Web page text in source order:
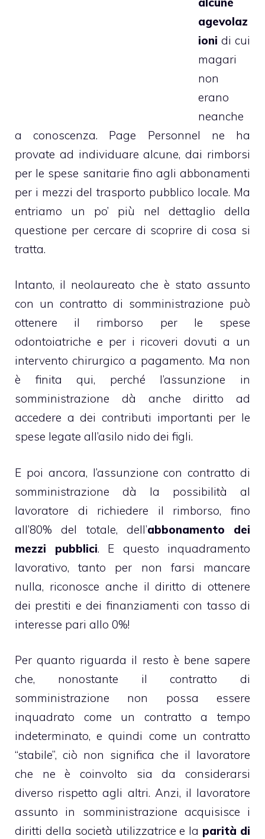
agevolaz
ioni di cui
magari
non
erano
neanche
a conoscenza. Page Personnel ne ha
provate ad individuare alcune, dai rimborsi
per le spese sanitarie fino agli abbonamenti
per i mezzi del trasporto pubblico locale. Ma
entriamo un po’ più nel dettaglio della
questione per cercare di scoprire di cosa si
tratta.
Intanto, il neolaureato che è stato assunto
con un contratto di somministrazione può
ottenere il rimborso per le spese
odontoiatriche e per i ricoveri dovuti a un
intervento chirurgico a pagamento. Ma non
è finita qui, perché l’assunzione in
somministrazione dà anche diritto ad
accedere a dei contributi importanti per le
spese legate all’asilo nido dei figli.
E poi ancora, l’assunzione con contratto di
somministrazione dà la possibilità al
lavoratore di richiedere il rimborso, fino
all’80% del totale, dell’abbonamento dei
mezzi pubblici. E questo inquadramento
lavorativo, tanto per non farsi mancare
nulla, riconosce anche il diritto di ottenere
dei prestiti e dei finanziamenti con tasso di
interesse pari allo 0%!
Per quanto riguarda il resto è bene sapere
che, nonostante il contratto di
somministrazione non possa essere
inquadrato come un contratto a tempo
indeterminato, e quindi come un contratto
“stabile”, ciò non significa che il lavoratore
che ne è coinvolto sia da considerarsi
diverso rispetto agli altri. Anzi, il lavoratore
assunto in somministrazione acquisisce i
diritti della società utilizzatrice e la parità di